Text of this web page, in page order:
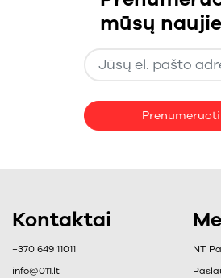
Kontaktai
+370 649 11011
info@011.lt
NT
mūsų
Prenumeruoti